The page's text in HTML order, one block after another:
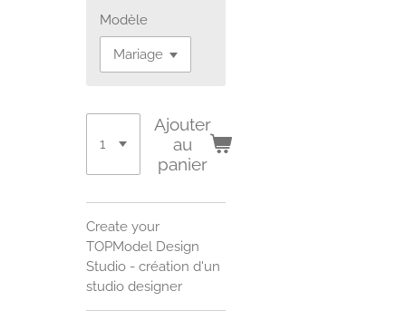
Modèle
Ajouter
au
panier
Create your
TOPModel Design
Studio - création d'un
studio designer